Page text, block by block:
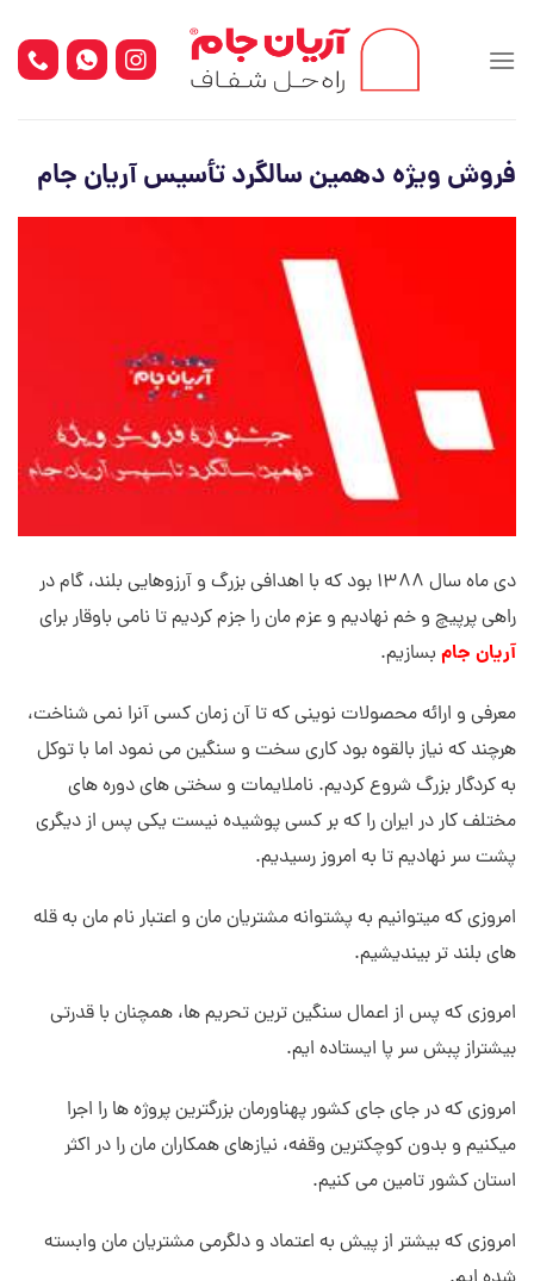
content
فروش ویژه دهمین سالگرد تأسیس آریان جام
دی ماه سال 1388 بود که با اهدافی بزرگ و آرزوهایی بلند، گام در
راهی پرپیچ و خم نهادیم و عزم مان را جزم کردیم تا نامی باوقار برای
آریان جام بسازیم.
معرفی و ارائه محصولات نوینی که تا آن زمان کسی آنرا نمی شناخت،
هرچند که نیاز بالقوه بود کاری سخت و سنگین می نمود اما با توکل
به کردگار بزرگ شروع کردیم. ناملایمات و سختی های دوره های
مختلف کار در ایران را که بر کسی پوشیده نیست یکی پس از دیگری
پشت سر نهادیم تا به امروز رسیدیم.
امروزی که میتوانیم به پشتوانه مشتریان مان و اعتبار نام مان به قله
های بلند تر بیندیشیم.
امروزی که پس از اعمال سنگین ترین تحریم ها، همچنان با قدرتی
بیشتراز پبش سر پا ایستاده ایم.
امروزی که در جای جای کشور پهناورمان بزرگترین پروژه ها را اجرا
میکنیم و بدون کوچکترین وقفه، نیازهای همکاران مان را در اکثر
استان کشور تامین می کنیم.
امروزی که بیشتر از پیش به اعتماد و دلگرمی مشتریان مان وابسته